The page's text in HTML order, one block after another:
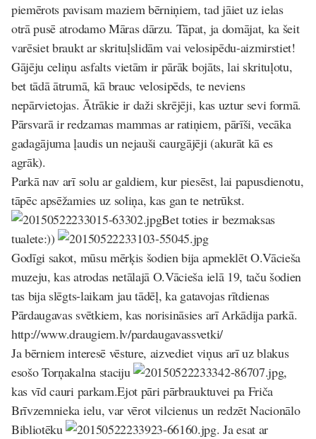
piemērots pavisam maziem bērniņiem, tad jāiet uz ielas
otrā pusē atrodamo Māras dārzu. Tāpat, ja domājat, ka šeit
varēsiet braukt ar skrituļslidām vai velosipēdu-aizmirstiet!
Gājēju celiņu asfalts vietām ir pārāk bojāts, lai skrituļotu,
bet tādā ātrumā, kā brauc velosipēds, te neviens
nepārvietojas. Ātrākie ir daži skrējēji, kas uztur sevi formā.
Pārsvarā ir redzamas mammas ar ratiņiem, pārīši, vecāka
gadagājuma ļaudis un nejauši caurgājēji (akurāt kā es
agrāk).
Parkā nav arī solu ar galdiem, kur piesēst, lai papusdienotu,
tāpēc apsēžamies uz soliņa, kas gan te netrūkst.
Bet toties ir bezmaksas
tualete:))
Godīgi sakot, mūsu mērķis šodien bija apmeklēt O.Vācieša
muzeju, kas atrodas netālajā O.Vācieša ielā 19, taču šodien
tas bija slēgts-laikam jau tādēļ, ka gatavojas rītdienas
Pārdaugavas svētkiem, kas norisināsies arī Arkādija parkā.
http://www.draugiem.lv/pardaugavassvetki/
Ja bērniem interesē vēsture, aizvediet viņus arī uz blakus
esošo Torņakalna staciju
,
kas vīd cauri parkam.Ejot pāri pārbrauktuvei pa Friča
Brīvzemnieka ielu, var vērot vilcienus un redzēt Nacionālo
Bibliotēku
. Ja esat ar